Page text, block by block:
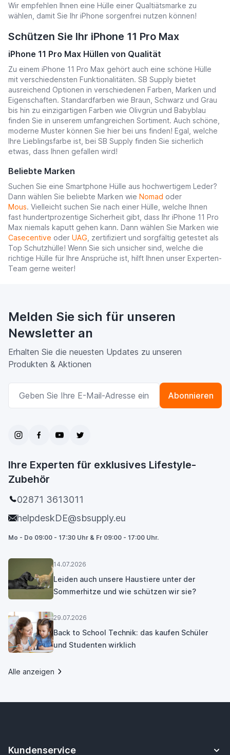
Wir empfehlen Ihnen eine Hülle einer Qualtiätsmarke zu
wählen, damit Sie Ihr iPhone sorgenfrei nutzen können!
Schützen Sie Ihr iPhone 11 Pro Max
iPhone 11 Pro Max Hüllen von Qualität
Zu einem iPhone 11 Pro Max gehört auch eine schöne Hülle
mit verschiedensten Funktionalitäten. SB Supply bietet
ausreichend Optionen in verschiedenen Farben, Marken und
Eigenschaften. Standardfarben wie Braun, Schwarz und Grau
bis hin zu einzigartigen Farben wie Olivgrün und Babyblau
finden Sie in unserem umfangreichen Sortiment. Auch schöne,
moderne Muster können Sie hier bei uns finden! Egal, welche
Ihre Lieblingsfarbe ist, bei SB Supply finden Sie sicherlich
etwas, dass Ihnen gefallen wird!
Beliebte Marken
Suchen Sie eine Smartphone Hülle aus hochwertigem Leder?
Dann wählen Sie beliebte Marken wie Nomad oder
Mous. Vielleicht suchen Sie nach einer Hülle, welche Ihnen
fast hundertprozentige Sicherheit gibt, dass Ihr iPhone 11 Pro
Max niemals kaputt gehen kann. Dann wählen Sie Marken wie
Casecentive oder UAG , zertifiziert und sorgfältig getestet als
Top Schutzhülle! Wenn Sie sich unsicher sind, welche die
richtige Hülle für Ihre Ansprüche ist, hilft Ihnen unser Experten-
Team gerne weiter!
Melden Sie sich für unseren
Newsletter an
Erhalten Sie die neuesten Updates zu unseren
Produkten & Aktionen
E-Mailadresse
Abonnieren
Ihre Experten für exklusives Lifestyle-
Zubehör
02871 3613011
helpdeskDE@sbsupply.eu
Mo - Do 09:00 - 17:30 Uhr & Fr 09:00 - 17:00 Uhr.
14.07.2026
Leiden auch unsere Haustiere unter der
Sommerhitze und wie schützen wir sie?
29.07.2026
Back to School Technik: das kaufen Schüler
und Studenten wirklich
Alle anzeigen
Kundenservice